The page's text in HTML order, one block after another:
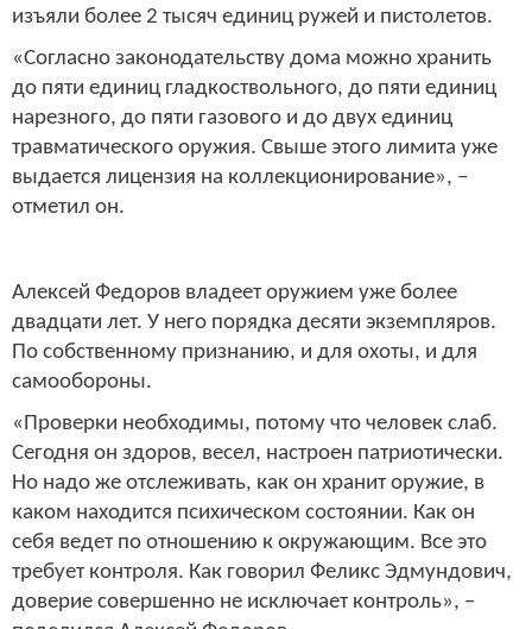
изъяли более 2 тысяч единиц ружей и пистолетов.
«Согласно законодательству дома можно хранить
до пяти единиц гладкоствольного, до пяти единиц
нарезного, до пяти газового и до двух единиц
травматического оружия. Свыше этого лимита уже
выдается лицензия на коллекционирование», –
отметил он.
Алексей Федоров владеет оружием уже более
двадцати лет. У него порядка десяти экземпляров.
По собственному признанию, и для охоты, и для
самообороны.
«Проверки необходимы, потому что человек слаб.
Сегодня он здоров, весел, настроен патриотически.
Но надо же отслеживать, как он хранит оружие, в
каком находится психическом состоянии. Как он
себя ведет по отношению к окружающим. Все это
требует контроля. Как говорил Феликс Эдмундович,
доверие совершенно не исключает контроль», –